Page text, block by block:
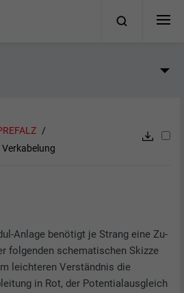
Verkabelung
Anlage benötigt je Strang eine Zu-
folgenden schematischen Skizze
leichteren Verständnis die
in Rot, der Potentialausgleich